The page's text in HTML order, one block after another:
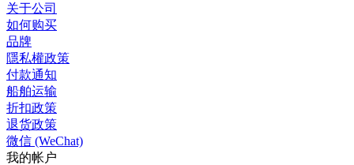
关于公司
如何购买
品牌
隱私權政策
付款通知
船舶运输
折扣政策
退货政策
微信 (WeChat)
我的帐户